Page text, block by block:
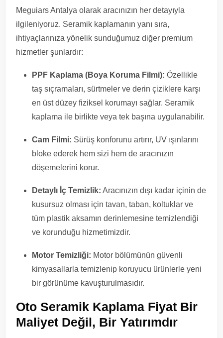
Meguiars Antalya olarak aracınızın her detayıyla
ilgileniyoruz. Seramik kaplamanın yanı sıra,
ihtiyaçlarınıza yönelik sunduğumuz diğer premium
hizmetler şunlardır:
PPF Kaplama (Boya Koruma Filmi): Özellikle
taş sıçramaları, sürtmeler ve derin çiziklere karşı
en üst düzey fiziksel korumayı sağlar. Seramik
kaplama ile birlikte veya tek başına uygulanabilir.
Cam Filmi: Sürüş konforunu artırır, UV ışınlarını
bloke ederek hem sizi hem de aracınızın
döşemelerini korur.
Detaylı İç Temizlik: Aracınızın dışı kadar içinin de
kusursuz olması için tavan, taban, koltuklar ve
tüm plastik aksamın derinlemesine temizlendiği
ve korunduğu hizmetimizdir.
Motor Temizliği: Motor bölümünün güvenli
kimyasallarla temizlenip koruyucu ürünlerle yeni
bir görünüme kavuşturulmasıdır.
Oto Seramik Kaplama Fiyat Bir
Maliyet Değil, Bir Yatırımdır